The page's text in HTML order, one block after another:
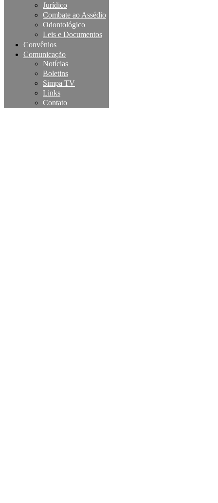
Jurídico
Combate ao Assédio
Odontológico
Leis e Documentos
Convênios
Comunicação
Notícias
Boletins
Simpa TV
Links
Contato